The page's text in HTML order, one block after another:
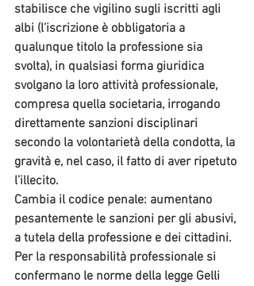
stabilisce che vigilino sugli iscritti agli
albi (l’iscrizione è obbligatoria a
qualunque titolo la professione sia
svolta), in qualsiasi forma giuridica
svolgano la loro attività professionale,
compresa quella societaria, irrogando
direttamente sanzioni disciplinari
secondo la volontarietà della condotta, la
gravità e, nel caso, il fatto di aver ripetuto
l’illecito.
Cambia il codice penale: aumentano
pesantemente le sanzioni per gli abusivi,
a tutela della professione e dei cittadini.
Per la responsabilità professionale si
confermano le norme della legge Gelli